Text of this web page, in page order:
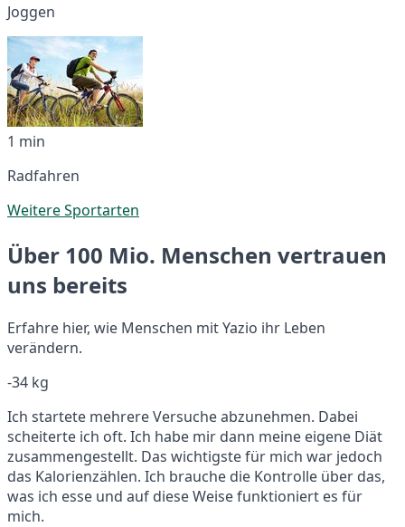
Joggen
1 min
Radfahren
Weitere Sportarten
Über 100 Mio. Menschen vertrauen
uns bereits
Erfahre hier, wie Menschen mit Yazio ihr Leben
verändern.
-34 kg
Ich startete mehrere Versuche abzunehmen. Dabei
scheiterte ich oft. Ich habe mir dann meine eigene Diät
zusammengestellt. Das wichtigste für mich war jedoch
das Kalorienzählen. Ich brauche die Kontrolle über das,
was ich esse und auf diese Weise funktioniert es für
mich.